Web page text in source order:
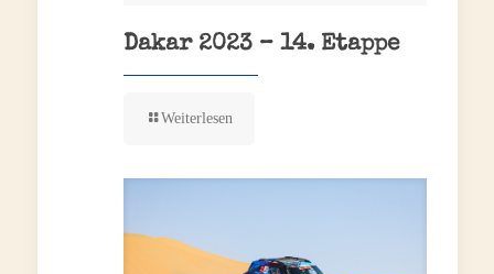
Dakar 2023 – 14. Etappe
Weiterlesen